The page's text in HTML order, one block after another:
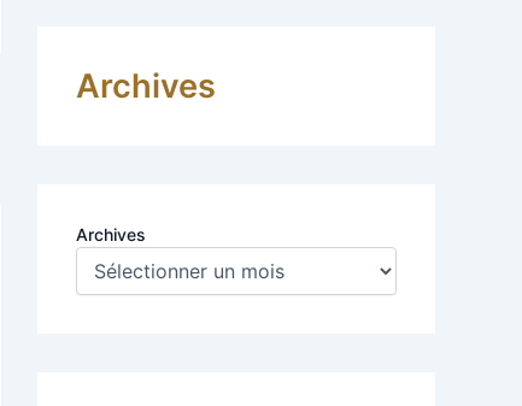
Archives
Archives